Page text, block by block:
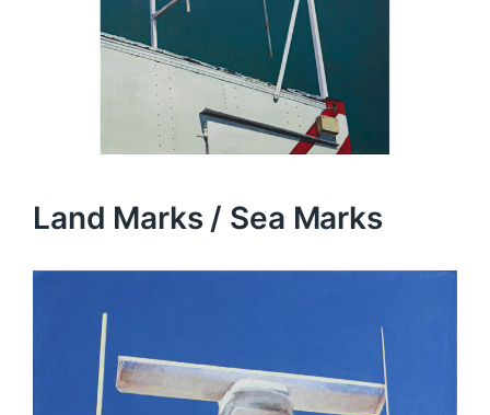
Land Marks / Sea Marks